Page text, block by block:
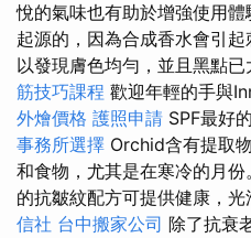
悅的氣味也有助於增強使用
起源的，因為合成香水會引
以發現膚色均勻，並且黑點已
筋技巧課程 歡迎年輕的手與
外燴價格 護照申請 SPF最好
事務所選擇 Orchid含有提取
和食物，尤其是在寒冷的月份
的抗皺紋配方可提供健康，光
信社 台中搬家公司 除了抗衰